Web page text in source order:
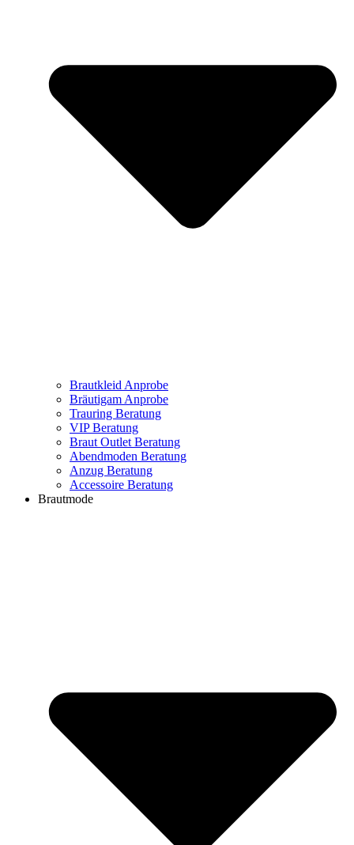
Brautkleid Anprobe
Bräutigam Anprobe
Trauring Beratung
VIP Beratung
Braut Outlet Beratung
Abendmoden Beratung
Anzug Beratung
Accessoire Beratung
Brautmode